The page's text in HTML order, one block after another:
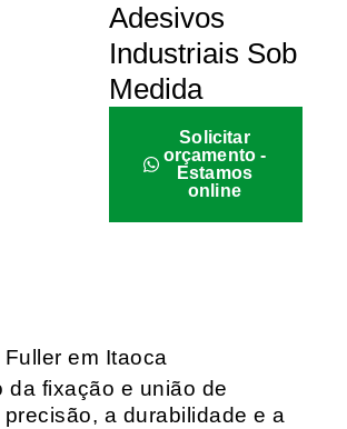
Adesivos
Industriais Sob
Medida
Solicitar
orçamento -
Estamos
online
em Itaoca
da fixação e união de
a durabilidade e a